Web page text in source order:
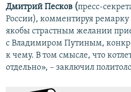
Дмитрий Песков (пресс-
России), комментируя
якобы страстным желании
с Владимиром Путиным,
к чему. В том смысле, что
отдельно», – заключил